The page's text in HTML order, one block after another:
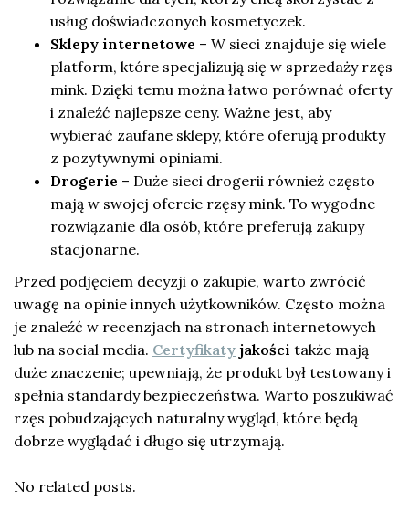
usług doświadczonych kosmetyczek.
Sklepy internetowe – W sieci znajduje się wiele
platform, które specjalizują się w sprzedaży rzęs
mink. Dzięki temu można łatwo porównać oferty
i znaleźć najlepsze ceny. Ważne jest, aby
wybierać zaufane sklepy, które oferują produkty
z pozytywnymi opiniami.
Drogerie – Duże sieci drogerii również często
mają w swojej ofercie rzęsy mink. To wygodne
rozwiązanie dla osób, które preferują zakupy
stacjonarne.
Przed podjęciem decyzji o zakupie, warto zwrócić
uwagę na opinie innych użytkowników. Często można
je znaleźć w recenzjach na stronach internetowych
lub na social media. Certyfikaty jakości także mają
duże znaczenie; upewniają, że produkt był testowany i
spełnia standardy bezpieczeństwa. Warto poszukiwać
rzęs pobudzających naturalny wygląd, które będą
dobrze wyglądać i długo się utrzymają.
No related posts.